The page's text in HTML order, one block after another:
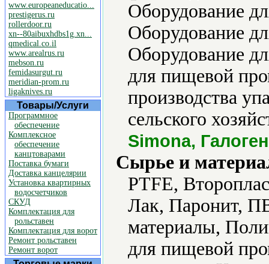
www.europeaneducatio...
prestigerus.ru
rollerdoor.ru
xn--80aibuxhdbs1g.xn...
qmedical.co.il
www.arealrus.ru
mebson.ru
femidasurgut.ru
meridian-prom.ru
ligaknives.ru
Товары/Услуги
Программное
обеспечение
Комплексное
обеспечение
канцтоварами
Поставка бумаги
Доставка канцелярии
Установка квартирных
водосчетчиков
СКУД
Комплектация для
рольставен
Комплектация для ворот
Ремонт рольставен
Ремонт ворот
Оборудование
Оборудование
Оборудование
для пищевой
производства
сельского
Simona,
Сырье и
PTFE,
Лак, Паронит,
материалы,
для пищевой